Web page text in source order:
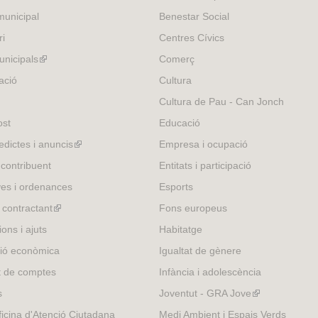
(link
i anuncis(link
i ordenances
contractant(link
i ajuts
econòmica
de comptes
d'Atenció Ciutadana
Benestar Social
Centres Cívics
Comerç
Cultura
Cultura de Pau - Can Jonch
Educació
Empresa i ocupació
Entitats i participació
Esports
Fons europeus
Habitatge
Igualtat de gènere
Infància i adolescència
Joventut - GRA Jove(link
is
Medi Ambient i Espais Verds